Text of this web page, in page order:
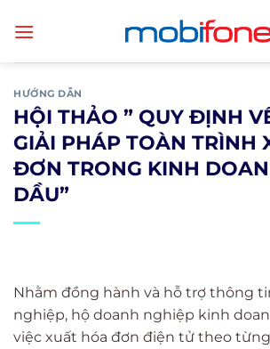
HƯỚNG DẪN
HỘI THẢO ” QUY ĐỊNH
GIẢI PHÁP TOÀN TRÌNH
ĐƠN TRONG KINH
DẦU”
Nhằm đồng hành và hỗ trợ thông
nghiệp, hộ doanh nghiệp kinh
việc xuất hóa đơn điện tử theo